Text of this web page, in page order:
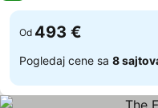
Od 493 €
Pogledaj cene sa 8